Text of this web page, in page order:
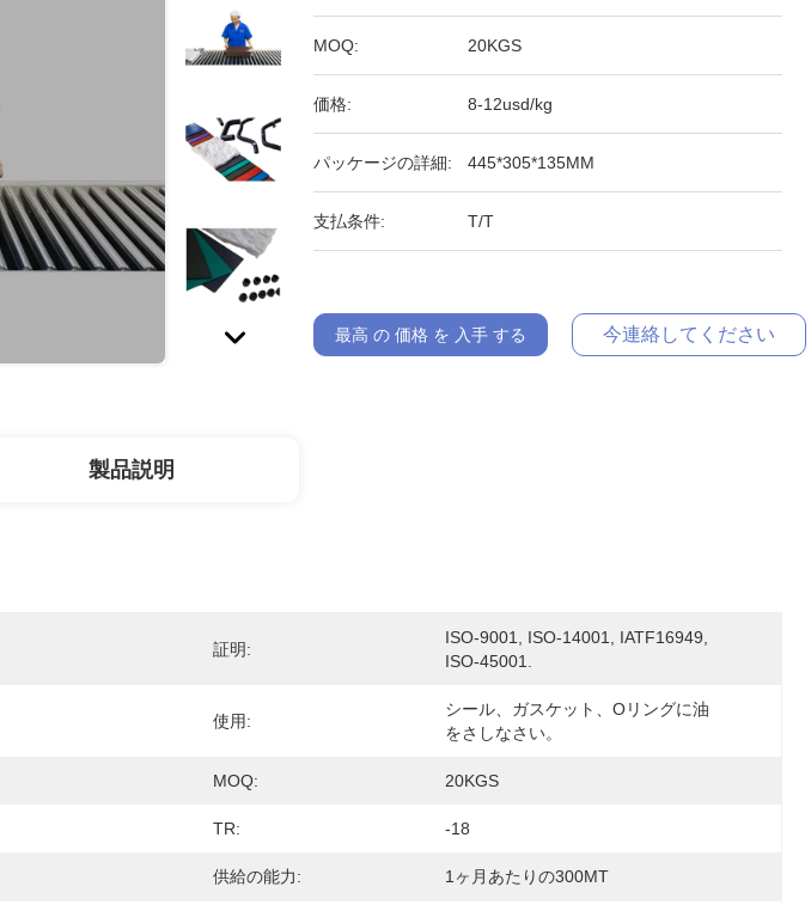
MOQ: 20KGS
価格: 8-12usd/kg
パッケージの詳細: 445*305*135MM
支払条件: T/T
最高 の 価格 を 入手 する 今連絡してください
製品説明
証明:
ISO-9001, ISO-14001, IATF16949,
ISO-45001.
使用:
シール、ガスケット、Oリングに油
をさしなさい。
MOQ: 20KGS
TR: -18
供給の能力: 1ヶ月あたりの300MT